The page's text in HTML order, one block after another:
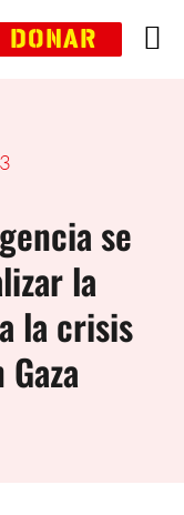
DONAR
se
la
la crisis